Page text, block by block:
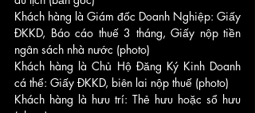
Khách hàng là Giám đốc Doanh Nghiệp: Giấy
ĐKKD, Báo cáo thuế 3 tháng, Giấy nộp tiền
ngân sách nhà nước (photo)
Khách hàng là Chủ Hộ Đăng Ký Kinh Doanh
cá thể: Giấy ĐKKD, biên lai nộp thuế (photo)
Khách hàng là hưu trí: Thẻ hưu hoặc sổ hưu